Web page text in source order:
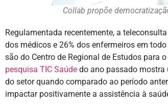
Collab propõe
Regulamentada recentemente, a
dos médicos e 26% dos enfermeiros em
são do Centro de Regional de Estudos para
pesquisa TIC Saúde do ano passado
do setor quando comparado ao período
impactar positivamente a assistência à